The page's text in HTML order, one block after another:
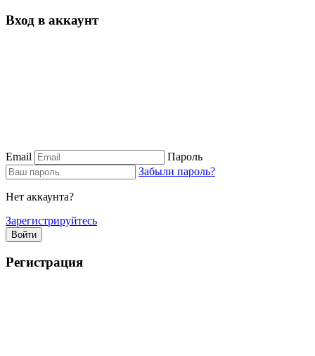
Вход в аккаунт
Email
Пароль
Забыли пароль?
Нет аккаунта?
Зарегистрируйтесь
Войти
Регистрация